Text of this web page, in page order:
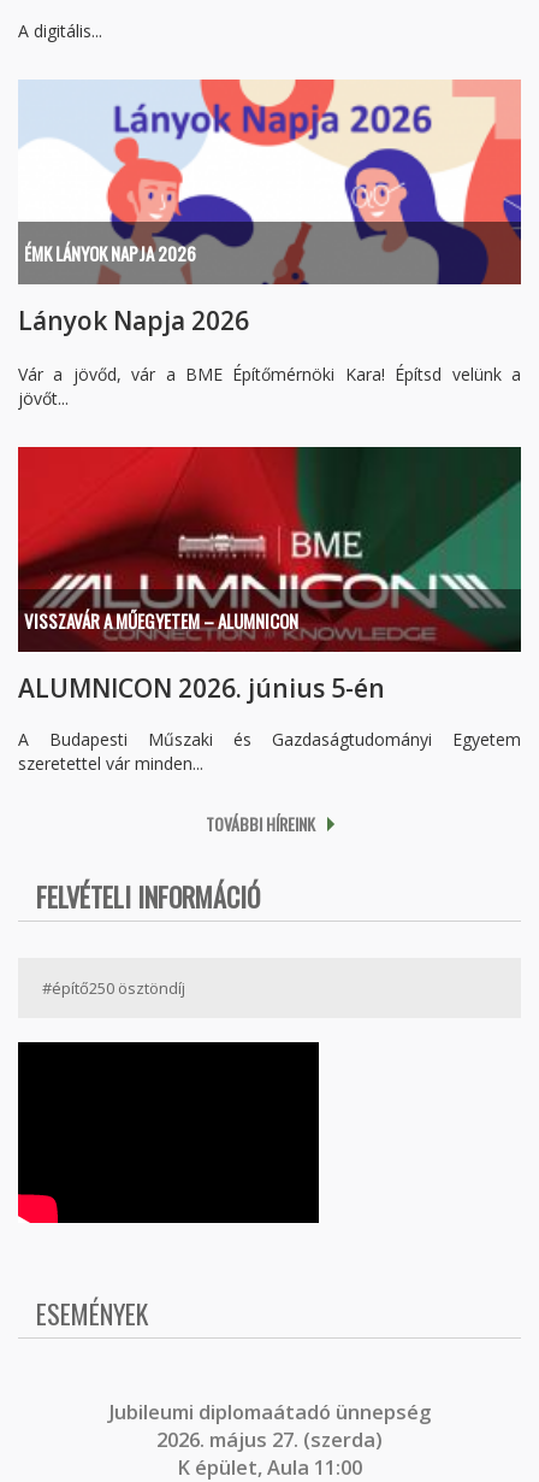
A digitális...
ÉMK LÁNYOK NAPJA 2026
Lányok Napja 2026
Vár a jövőd, vár a BME Építőmérnöki Kara! Építsd velünk a
jövőt...
VISSZAVÁR A MŰEGYETEM – ALUMNICON
ALUMNICON 2026. június 5-én
A Budapesti Műszaki és Gazdaságtudományi Egyetem
szeretettel vár minden...
TOVÁBBI HÍREINK
FELVÉTELI INFORMÁCIÓ
#építő250 ösztöndíj
ESEMÉNYEK
Jubileumi diplomaátadó ünnepség
2026. május 27. (szerda)
K épület, Aula 11:00